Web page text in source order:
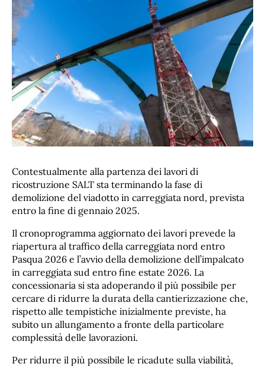
Contestualmente alla partenza dei lavori di
ricostruzione SALT sta terminando la fase di
demolizione del viadotto in carreggiata nord, prevista
entro la fine di gennaio 2025.
Il cronoprogramma aggiornato dei lavori prevede la
riapertura al traffico della carreggiata nord entro
Pasqua 2026 e l’avvio della demolizione dell’impalcato
in carreggiata sud entro fine estate 2026. La
concessionaria si sta adoperando il più possibile per
cercare di ridurre la durata della cantierizzazione che,
rispetto alle tempistiche inizialmente previste, ha
subito un allungamento a fronte della particolare
complessità delle lavorazioni.
Per ridurre il più possibile le ricadute sulla viabilità,